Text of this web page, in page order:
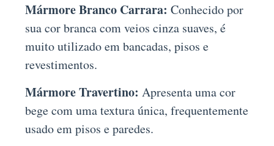
Mármore Branco Carrara: Conhecido por
sua cor branca com veios cinza suaves, é
muito utilizado em bancadas, pisos e
revestimentos.
Mármore Travertino: Apresenta uma cor
bege com uma textura única, frequentemente
usado em pisos e paredes.